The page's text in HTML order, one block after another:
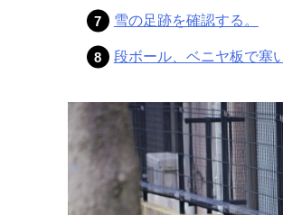
雪の足跡を確認する。
段ボール、ベニヤ板で塞